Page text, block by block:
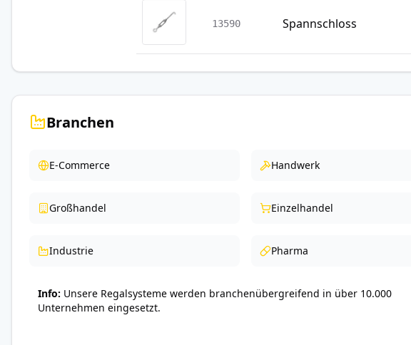
13590 Spannschloss
Branchen
E-Commerce Handwerk
Großhandel Einzelhandel
Industrie Pharma
Info Unsere Regalsysteme werden branchenübergreifend in über 10.000
Unternehmen eingesetzt.